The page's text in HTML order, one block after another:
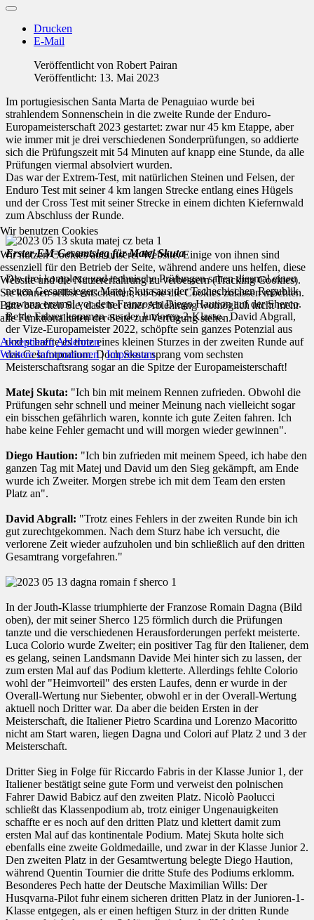
Drucken
E-Mail
Veröffentlicht von Robert Pairan
Veröffentlicht: 13. Mai 2023
Im portugiesischen Santa Marta de Penaguiao wurde bei
strahlendem Sonnenschein in die zweite Runde der Enduro-
Europameisterschaft 2023 gestartet: zwar nur 45 km Etappe, aber
wie immer mit je drei verschiedenen Sonderprüfungen, so addierte
sich die Prüfungszeit mit 54 Minuten auf knapp eine Stunde, da alle
Prüfungen viermal absolviert wurden.
Das war der Extrem-Test, mit natürlichen Steinen und Felsen, der
Enduro Test mit seiner 4 km langen Strecke entlang eines Hügels
und der Cross Test mit seiner Strecke in einem dichten Kiefernwald
zum Abschluss der Runde.
Erster EM-Gesamtsieg für Matej Skuta
Die drei komplexe und technische Prüfungen sahen diesmal einen
neuen Gesamtsieger: Matej Skuta aus der Tschechischen Republik
gewann erstmal vor dem Franzosen Diego Haution auf der Sherco.
Beide Fahrer kommen aus der Junioren-2-Klasse. David Abgrall,
der Vize-Europameister 2022, schöpfte sein ganzes Potenzial aus
und schaffte es trotz eines kleinen Sturzes in der zweiten Runde auf
das Gesamtpodium. Doch Skuta sprang vom sechsten
Meisterschaftsrang sogar an die Spitze der Europameisterschaft!
Matej Skuta: "Ich bin mit meinem Rennen zufrieden. Obwohl die
Prüfungen sehr schnell und meiner Meinung nach vielleicht sogar
ein bisschen gefährlich waren, konnte ich gute Zeiten fahren. Ich
habe keine Fehler gemacht und will morgen wieder gewinnen".
Diego Haution: "Ich bin zufrieden mit meinem Speed, ich habe den
ganzen Tag mit Matej und David um den Sieg gekämpft, am Ende
wurde ich Zweiter. Morgen strebe ich mit dem Team den ersten
Platz an".
David Abgrall: "Trotz eines Fehlers in der zweiten Runde bin ich
gut zurechtgekommen. Nach dem Sturz habe ich versucht, die
verlorene Zeit wieder aufzuholen und bin schließlich auf den dritten
Gesamtrang vorgefahren."
In der Jouth-Klasse triumphierte der Franzose Romain Dagna (Bild
oben), der mit seiner Sherco 125 förmlich durch die Prüfungen
tanzte und die verschiedenen Herausforderungen perfekt meisterte.
Luca Colorio wurde Zweiter; ein positiver Tag für den Italiener, dem
es gelang, seinen Landsmann Davide Mei hinter sich zu lassen, der
zum ersten Mal auf das Podium kletterte. Allerdings fehlte Colorio
wohl der "Heimvorteil" des ersten Laufes, denn er wurde in der
Overall-Wertung nur Siebenter, obwohl er in der Overall-Wertung
aktuell noch Dritter war. Da aber die beiden Ersten in der
Meisterschaft, die Italiener Pietro Scardina und Lorenzo Macoritto
nicht am Start waren, liegen Dagna und Colori auf Platz 2 und 3 der
Meisterschaft.
Dritter Sieg in Folge für Riccardo Fabris in der Klasse Junior 1, der
Italiener bestätigt seine gute Form und verweist den polnischen
Fahrer Dawid Babicz auf den zweiten Platz. Nicolò Paolucci
schließt das Klassenpodium ab, trotz einiger Ungenauigkeiten
schaffte er es noch auf den dritten Platz und klettert damit zum
ersten Mal auf das kontinentale Podium. Matej Skuta holte sich
ebenfalls eine zweite Goldmedaille, und zwar in der Klasse Junior 2.
Den zweiten Platz in der Gesamtwertung belegte Diego Haution,
während Quentin Tournier die dritte Stufe des Podiums erklomm.
Besonderes Pech hatte der Deutsche Maximilian Wills: Der
Husqvarna-Pilot fuhr einem sicheren dritten Platz in der Junioren-1-
Klasse entgegen, als er einen heftigen Sturz in der dritten Runde
Wir benutzen Cookies
Wir nutzen Cookies auf unserer Website. Einige von ihnen sind
essenziell für den Betrieb der Seite, während andere uns helfen, diese
Website und die Nutzererfahrung zu verbessern (Tracking Cookies).
Sie können selbst entscheiden, ob Sie die Cookies zulassen möchten.
Bitte beachten Sie, dass bei einer Ablehnung womöglich nicht mehr
alle Funktionalitäten der Seite zur Verfügung stehen.
AkzeptierenAblehnen
Weitere Informationen|Impressum